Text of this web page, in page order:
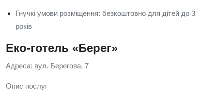
Гнучкі умови розміщення: безкоштовно для дітей до 3
років
Еко-готель «Берег»
Адреса: вул. Берегова, 7
Опис послуг